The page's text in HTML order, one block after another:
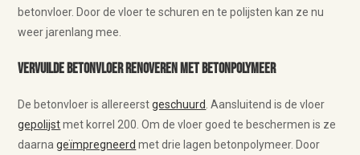
betonvloer. Door de vloer te schuren en te polijsten kan ze nu
weer jarenlang mee.
Vervuilde betonvloer renoveren met betonpolymeer
De betonvloer is allereerstgeschuurd. Aansluitend is de vloer
gepolijstmet korrel 200. Om de vloer goed te beschermen is ze
daarnageïmpregneerd met drie lagen betonpolymeer. Door